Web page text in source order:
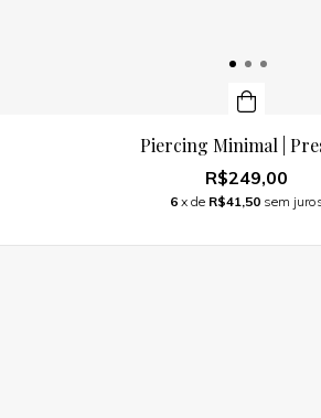
Piercing Minimal |
R$249,00
6 x de R$41,50 sem